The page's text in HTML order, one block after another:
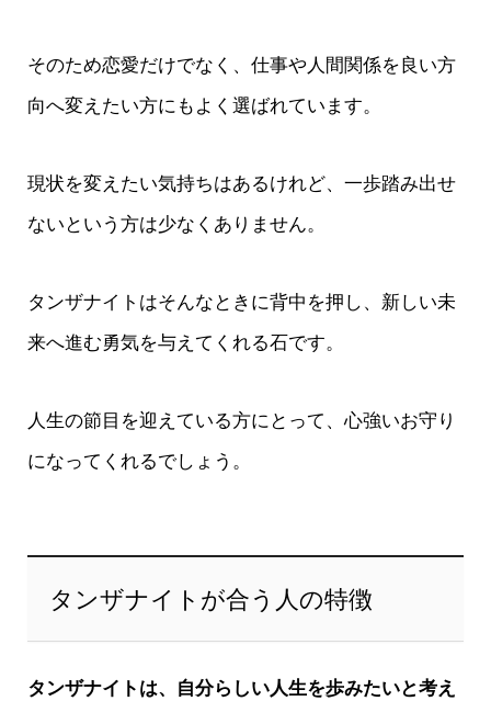
そのため恋愛だけでなく、仕事や人間関係を良い方
向へ変えたい方にもよく選ばれています。
現状を変えたい気持ちはあるけれど、一歩踏み出せ
ないという方は少なくありません。
タンザナイトはそんなときに背中を押し、新しい未
来へ進む勇気を与えてくれる石です。
人生の節目を迎えている方にとって、心強いお守り
になってくれるでしょう。
タンザナイトが合う人の特徴
タンザナイトは、自分らしい人生を歩みたいと考え